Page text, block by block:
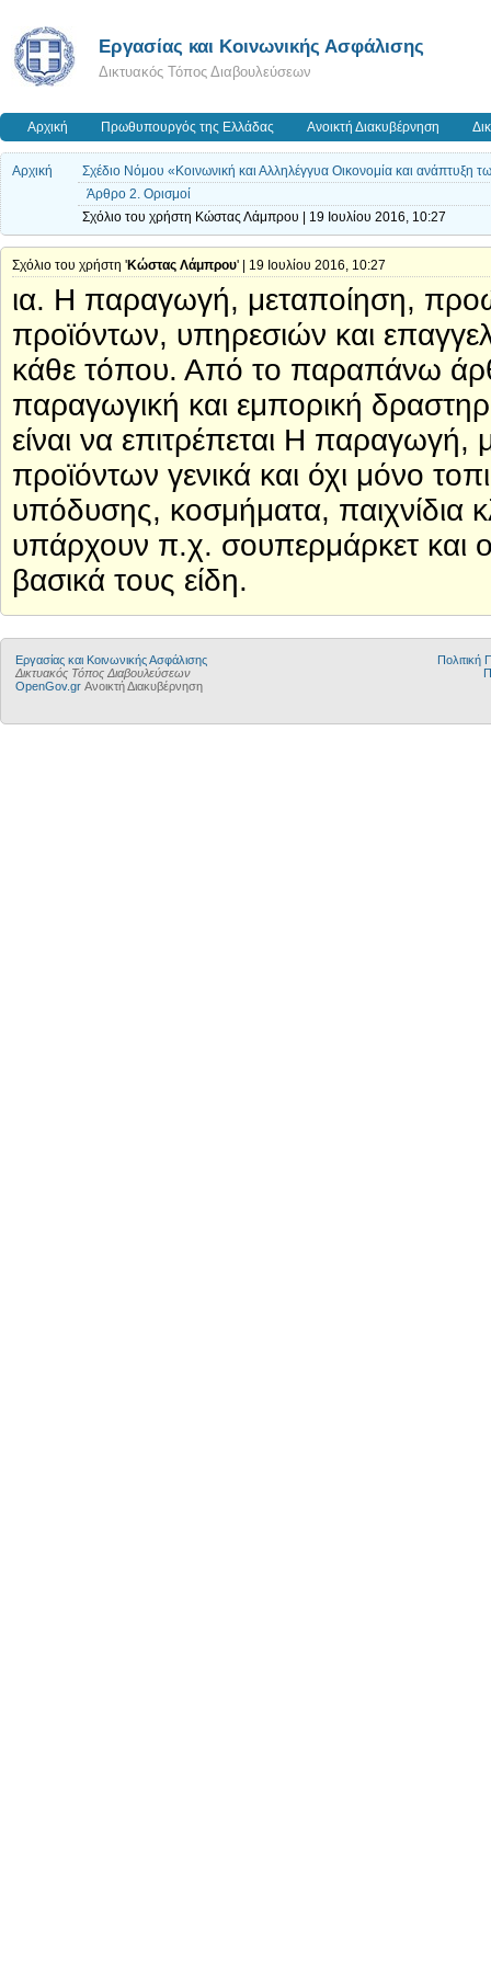
Εργασίας και Κοινωνικής Ασφάλισης
Δικτυακός Τόπος Διαβουλεύσεων
Αρχική Πρωθυπουργός της Ελλάδας Ανοικτή Διακυβέρνηση
Αρχική
Σχέδιο Νόμου «Κοινωνική και Αλληλέγγυα Οικονομία και ανάπτυξη
Άρθρο 2. Ορισμοί
Σχόλιο του χρήστη Κώστας Λάμπρου | 19 Ιουλίου 2016, 10:27
Σχόλιο του χρήστη 'Κώστας Λάμπρου' | 19 Ιουλίου 2016, 10:27
ια. Η παραγωγή, μεταποίηση,
προϊόντων, υπηρεσιών και
κάθε τόπου. Από το παραπάνω
παραγωγική και εμπορική
είναι να επιτρέπεται Η
προϊόντων γενικά και όχι μόνο
υπόδυσης, κοσμήματα, παιχνίδια
υπάρχουν π.χ. σουπερμάρκετ και οι
βασικά τους είδη.
Εργασίας και Κοινωνικής Ασφάλισης
Δικτυακός Τόπος Διαβουλεύσεων
OpenGov.gr Ανοικτή Διακυβέρνηση